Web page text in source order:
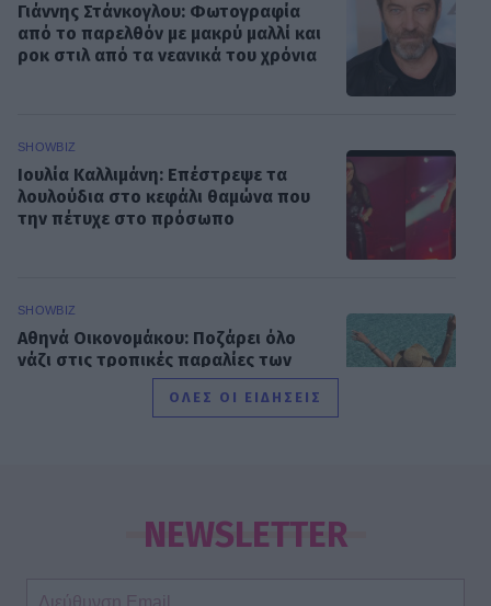
Γιάννης Στάνκογλου: Φωτογραφία
από το παρελθόν με μακρύ μαλλί και
ροκ στιλ από τα νεανικά του χρόνια
SHOWBIZ
Ιουλία Καλλιμάνη: Επέστρεψε τα
λουλούδια στο κεφάλι θαμώνα που
την πέτυχε στο πρόσωπο
SHOWBIZ
Αθηνά Οικονομάκου: Ποζάρει όλο
νάζι στις τροπικές παραλίες των
δακρύων στα Φαλάσαρνα
ΟΛΕΣ ΟΙ ΕΙΔΗΣΕΙΣ
NEWSLETTER